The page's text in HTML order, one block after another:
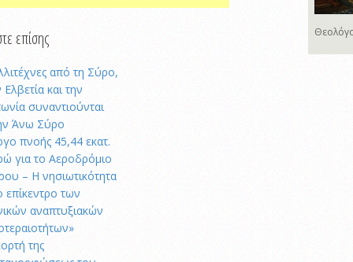
επίσης
από τη Σύρο,
Ελβετία και την
συναντιούνται
Άνω Σύρο
πνοής 45,44 εκατ.
για το Αεροδρόμιο
– Η νησιωτικότητα
επίκεντρο των
αναπτυξιακών
της